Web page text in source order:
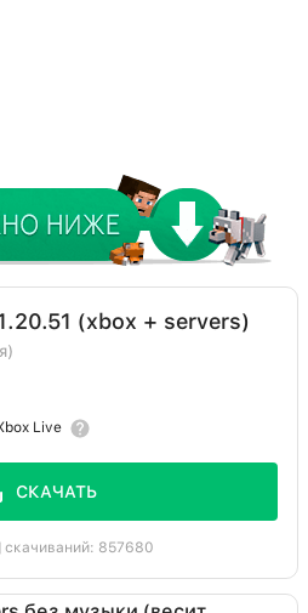
(xbox + servers)
Live
СКАЧАТЬ
скачиваний: 857680